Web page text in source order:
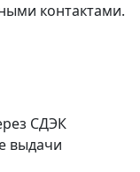
контактами.
СДЭК
выдачи